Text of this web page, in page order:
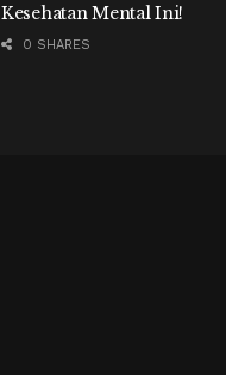
Kesehatan Mental Ini!
0 SHARES